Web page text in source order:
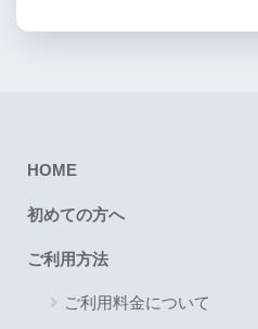
HOME
初めての方へ
ご利用方法
ご利用料金について